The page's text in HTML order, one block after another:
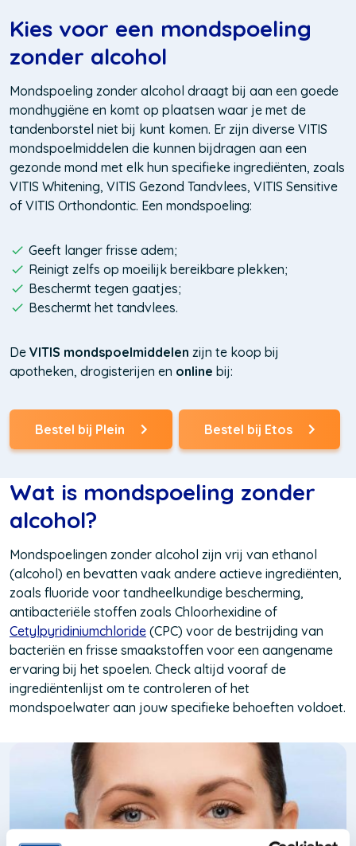
Kies voor een mondspoeling
zonder alcohol
Mondspoeling zonder alcohol draagt bij aan een goede
mondhygiëne en komt op plaatsen waar je met de
tandenborstel niet bij kunt komen. Er zijn diverse VITIS
mondspoelmiddelen die kunnen bijdragen aan een
gezonde mond met elk hun specifieke ingrediënten, zoals
VITIS Whitening, VITIS Gezond Tandvlees, VITIS Sensitive
of VITIS Orthondontic. Een mondspoeling:
Geeft langer frisse adem;
Reinigt zelfs op moeilijk bereikbare plekken;
Beschermt tegen gaatjes;
Beschermt het tandvlees.
De VITIS mondspoelmiddelen zijn te koop bij
apotheken, drogisterijen en online bij:
Bestel bij Plein
(Opent
in
venster)
Bestel bij Etos
(Opent
in
venster)
Wat is mondspoeling zonder
alcohol?
Mondspoelingen zonder alcohol zijn vrij van ethanol
(alcohol) en bevatten vaak andere actieve ingrediënten,
zoals fluoride voor tandheelkundige bescherming,
antibacteriële stoffen zoals Chloorhexidine of
Cetylpyridiniumchloride (CPC) voor de bestrijding van
bacteriën en frisse smaakstoffen voor een aangename
ervaring bij het spoelen. Check altijd vooraf de
ingrediëntenlijst om te controleren of het
mondspoelwater aan jouw specifieke behoeften voldoet.